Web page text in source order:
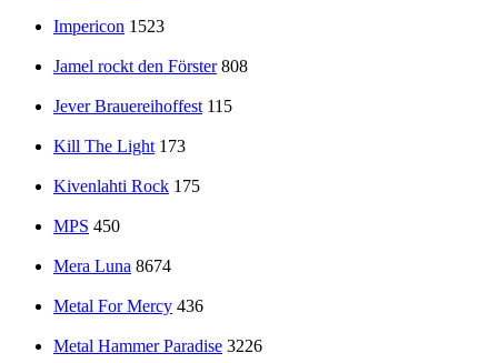
Impericon 1523
Jamel rockt den Förster 808
Jever Brauereihoffest 115
Kill The Light 173
Kivenlahti Rock 175
MPS 450
Mera Luna 8674
Metal For Mercy 436
Metal Hammer Paradise 3226